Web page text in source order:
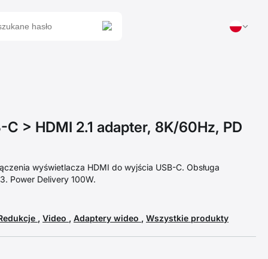
C > HDMI 2.1 adapter, 8K/60Hz, PD
wyświetlacza HDMI do wyjścia USB-C. Obsługa
Power Delivery 100W.
, Video , Adaptery wideo , Wszystkie produkty